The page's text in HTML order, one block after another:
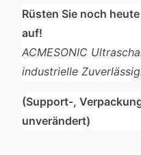
Rüsten Sie noch
auf!
ACMESONIC
industrielle
(Support-,
unverändert)